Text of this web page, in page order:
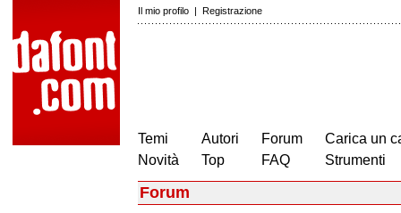
Il mio profilo | Registrazione
Temi
Novità
Autori
Top
Forum
FAQ
Carica un
Strumenti
Forum